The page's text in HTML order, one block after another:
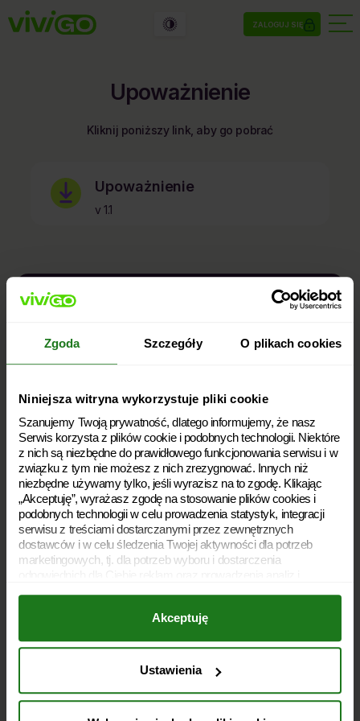
Zgoda Szczegóły O plikach cookies
Niniejsza witryna wykorzystuje pliki cookie
Szanujemy Twoją prywatność, dlatego informujemy, że nasz
Serwis korzysta z plików cookie i podobnych technologii. Niektóre
z nich są niezbędne do prawidłowego funkcjonowania serwisu i w
związku z tym nie możesz z nich zrezygnować. Innych niż
niezbędne używamy tylko, jeśli wyrazisz na to zgodę. Klikając
„Akceptuję”, wyrażasz zgodę na stosowanie plików cookies i
podobnych technologii w celu prowadzenia statystyk, integracji
serwisu z treściami dostarczanymi przez zewnętrznych
dostawców i w celu śledzenia Twojej aktywności dla potrzeb
marketingowych, tj. dla potrzeb wyboru i dostarczenia
wycofać, zmieniając ustawienia przeglądarki. Wycofanie zgody
pozostanie bez wpływu na zgodność z prawem używania plików
cookies i podobnych technologii, którego dokonano na podstawie
zgody przed jej wycofaniem. Jednocześnie informujemy, że
siedzibą w Warszawie, ul. Żwirki i Wigury 16 C, 02-092
Akceptuję
Ustawienia
ZALOGUJ SIĘ
Upoważnienie
Kliknij poniższy link, aby go pobrać
Upoważnienie
v 1.1
kontakt@vivigo.pl
Soboty: 8:00 – 20:00
Polityka prywatności
Polityka plików cookies
Archiwum dokumentów
Słownik
Rodzaje pożyczek